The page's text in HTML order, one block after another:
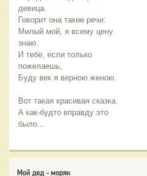
девица.
Говорит она такие речи:
Милый мой, я всему цену
знаю.
И тебе, если только
пожелаешь,
Буду век я верною женою.
Вот такая красивая сказка.
А как-будто вправду это
было...
Мой дед - моряк